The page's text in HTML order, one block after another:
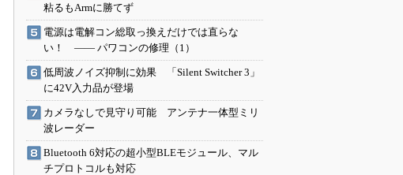
粘るもArmに勝てず
電源は電解コン総取っ換えだけでは直らな
い！ ―― パワコンの修理（1）
低周波ノイズ抑制に効果 「Silent Switcher 3」
に42V入力品が登場
カメラなしで見守り可能 アンテナ一体型ミリ
波レーダー
Bluetooth 6対応の超小型BLEモジュール、マル
チプロトコルも対応